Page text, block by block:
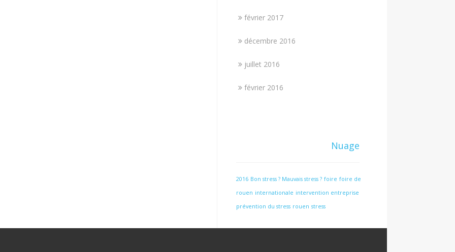
février 2017
décembre 2016
juillet 2016
février 2016
Nuage
2016 Bon stress ? Mauvais stress ? foire foire de
rouen internationale intervention entreprise
prévention du stress rouen stress